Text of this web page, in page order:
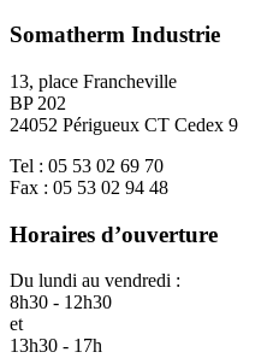
Somatherm Industrie
13, place Francheville
BP 202
24052 Périgueux CT Cedex 9
Tel : 05 53 02 69 70
Fax : 05 53 02 94 48
Horaires d’ouverture
Du lundi au vendredi :
8h30 - 12h30
et
13h30 - 17h